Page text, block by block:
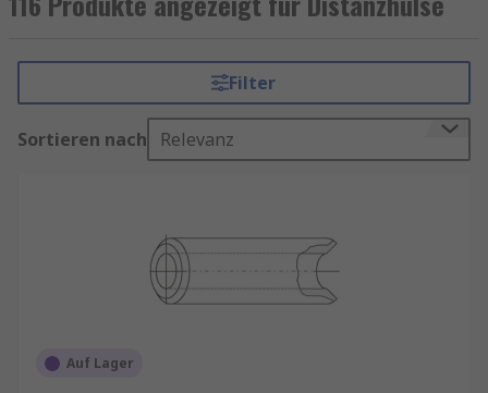
bestehen meist aus Metall, Kunststoff oder
verschiedenen Größen und Formen erhältlich.
Ihre Hauptaufgabe besteht darin, eine
gleichmäßige Verteilung von Kräften und eine
stabile Verbindung zwischen den Bauteilen zu
Einsatzbereiche von Distanzhülsen
Distanzhülsen finden in vielen Bereichen
Anwendung, darunter:
Maschinenbau
Filter
Sortieren nach Relevanz
Auf Lager